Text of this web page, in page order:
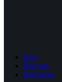
Блог
Про нас
Контакти